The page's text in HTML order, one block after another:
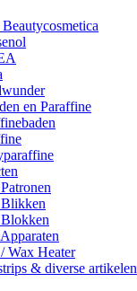
en Paraffine
Wax Heater
& diverse artikelen